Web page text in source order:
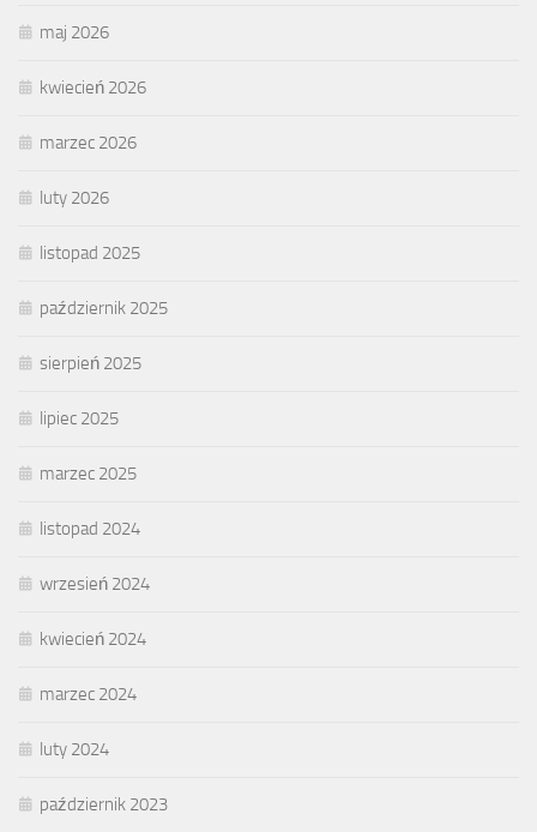
maj 2026
kwiecień 2026
marzec 2026
luty 2026
listopad 2025
październik 2025
sierpień 2025
lipiec 2025
marzec 2025
listopad 2024
wrzesień 2024
kwiecień 2024
marzec 2024
luty 2024
październik 2023